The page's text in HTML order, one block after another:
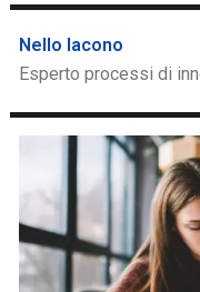
Nello Iacono
Esperto processi di